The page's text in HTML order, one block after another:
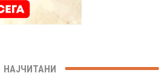
НАЈЧИТАНИ